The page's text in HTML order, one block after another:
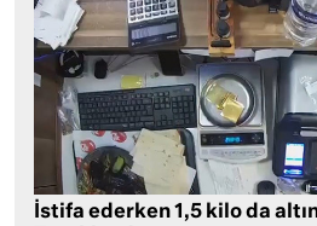
İstifa ederken 1,5 kilo da